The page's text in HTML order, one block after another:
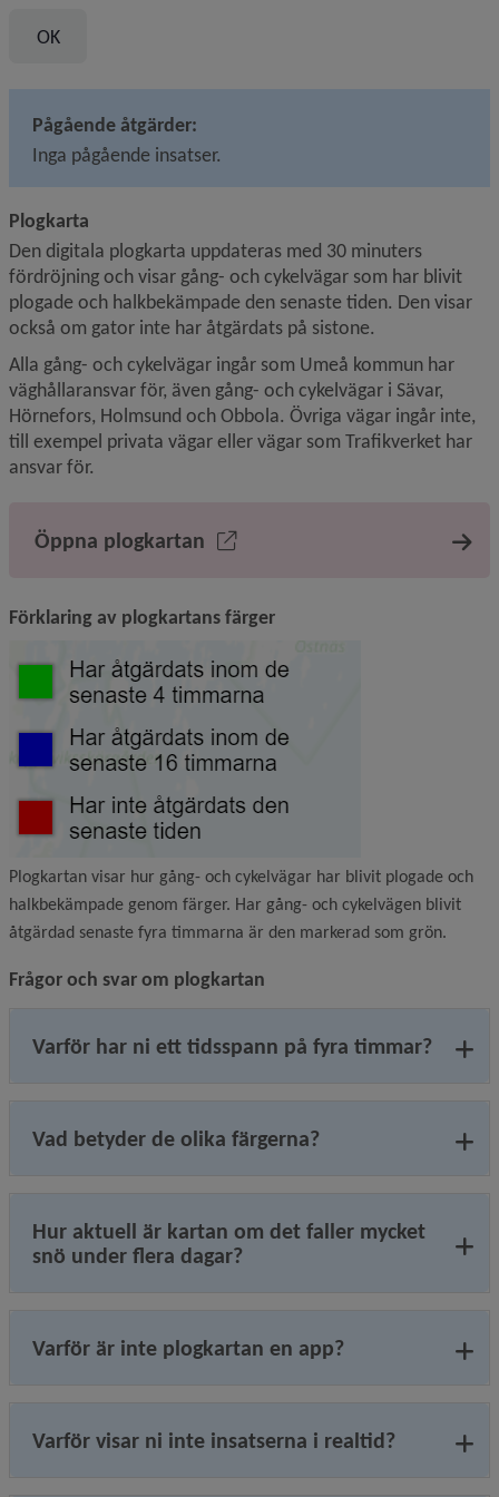
Pågående åtgärder:
Inga pågående insatser.
Plogkarta
Den digitala plogkarta uppdateras med 30 minuters
fördröjning och visar gång- och cykelvägar som har blivit
plogade och halkbekämpade den senaste tiden. Den visar
också om gator inte har åtgärdats på sistone.
Alla gång- och cykelvägar ingår som Umeå kommun har
väghållaransvar för, även gång- och cykelvägar i Sävar,
Hörnefors, Holmsund och Obbola. Övriga vägar ingår inte,
till exempel privata vägar eller vägar som Trafikverket har
ansvar för.
Öppna plogkartan
Förklaring av plogkartans färger
Plogkartan visar hur gång- och cykelvägar har blivit plogade och
halkbekämpade genom färger. Har gång- och cykelvägen blivit
åtgärdad senaste fyra timmarna är den markerad som grön.
Frågor och svar om plogkartan
Varför har ni ett tidsspann på fyra timmar?
Vad betyder de olika färgerna?
Hur aktuell är kartan om det faller mycket
snö under flera dagar?
Varför är inte plogkartan en app?
Varför visar ni inte insatserna i realtid?